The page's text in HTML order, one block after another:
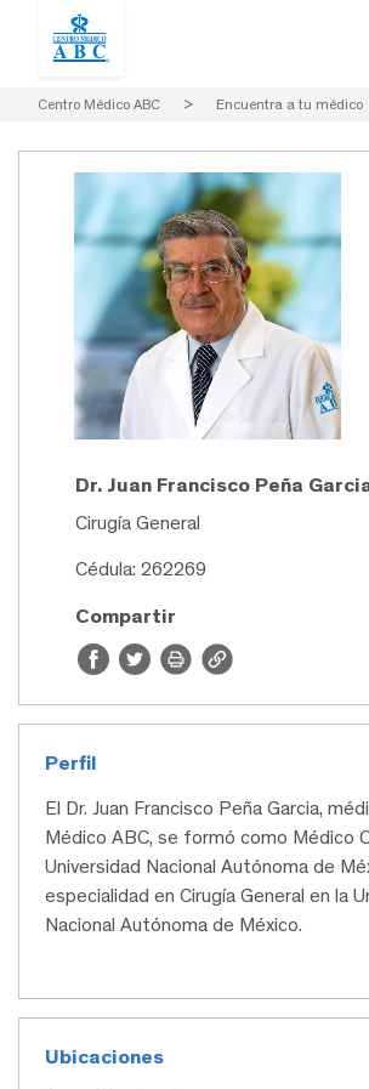
Centro Médico ABC > Encuentra a tu médico
Dr. Juan Francisco Peña
Cirugía General
Cédula: 262269
Compartir
Perfil
El Dr. Juan Francisco Peña Garcia,
Médico ABC, se formó como Médico
Universidad Nacional Autónoma de
especialidad en Cirugía General en la
Nacional Autónoma de México.
Ubicaciones